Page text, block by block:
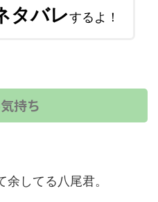
タバレするよ！
持ち
してる八尾君。